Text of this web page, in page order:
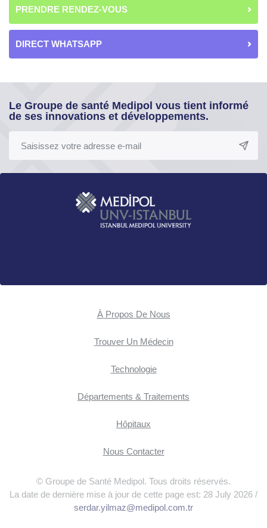
PRENDRE RENDEZ-VOUS
DIRECT WHATSAPP
Le Groupe de santé Medipol vous tient informé
de ses innovations et développements.
À Propos De Nous
Trouver Un Médecin
Technologie
Départements & Traitements
Hôpitaux
Nous Contacter
© Groupe de Santé Medipol. Tous droits réservés.
La date de dernière mise à jour de cette page est: 28 July 2026 /
serdar.yilmaz@medipol.com.tr